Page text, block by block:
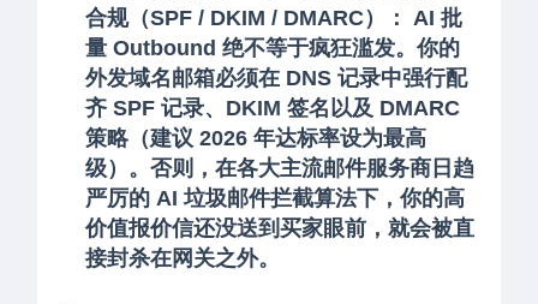
合规（SPF / DKIM / DMARC）： AI 批
量 Outbound 绝不等于疯狂滥发。你的
外发域名邮箱必须在 DNS 记录中强行配
齐 SPF 记录、DKIM 签名以及 DMARC
策略（建议 2026 年达标率设为最高
级）。否则，在各大主流邮件服务商日趋
严厉的 AI 垃圾邮件拦截算法下，你的高
价值报价信还没送到买家眼前，就会被直
接封杀在网关之外。